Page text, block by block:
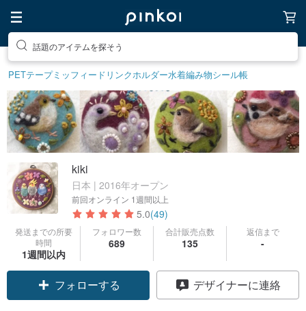
話題のアイテムを探そう
PETテープミッフィー ドリンクホルダー水着編み物シール帳
kiki
日本 | 2016年オープン
前回オンライン 1週間以上
5.0(49)
発送までの所要
時間
1週間以内
フォロワー数
689
合計販売点数
135
返信まで
-
フォローする デザイナーに連絡